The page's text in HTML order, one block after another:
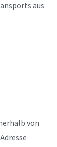
aus
von